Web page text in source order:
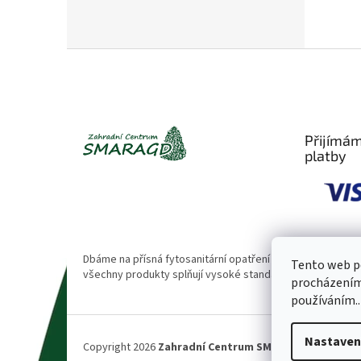
Tento web
platby
Dbáme na přísná fytosanitární opatření 🌱. Naše
všechny produkty splňují vysoké standardy kvality.
Copyright 2026 Zahradní Centrum SMARAGD. Všechna